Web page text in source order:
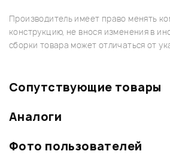
Производитель имеет право менять
конструкцию, не внося изменения в
сборки товара может отличаться от
Сопутствующие товары
Аналоги
Фото пользователей